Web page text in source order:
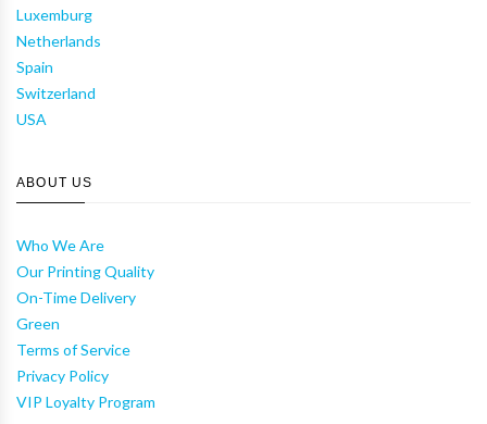
Luxemburg
Netherlands
Spain
Switzerland
USA
ABOUT US
Who We Are
Our Printing Quality
On-Time Delivery
Green
Terms of Service
Privacy Policy
VIP Loyalty Program